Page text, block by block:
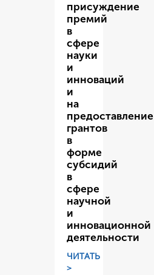
присуждение
премий
в
сфере
науки
и
инноваций
и
на
предоставление
грантов
в
форме
субсидий
в
сфере
научной
и
инновационной
деятельности
ЧИТАТЬ
>